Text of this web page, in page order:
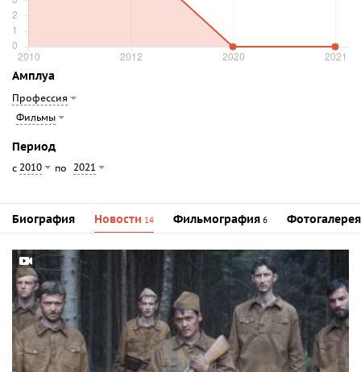
Амплуа
Профессия
Фильмы
Период
с 2010 по 2021
Биография Новости 14 Фильмография 6 Фотогалерея